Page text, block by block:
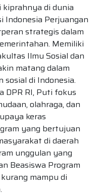
di dunia
Indonesia Perjuangan
strategis dalam
Memiliki
Ilmu Sosial dan
matang dalam
sosial di Indonesia.
DPR RI, Puti fokus
olahraga, dan
keras
yang bertujuan
di daerah
unggulan yang
Beasiswa Program
mampu di